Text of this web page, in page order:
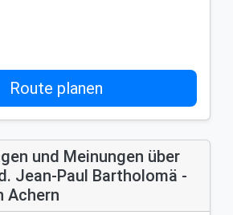
Route planen
und Meinungen über
Jean-Paul Bartholomä -
Achern